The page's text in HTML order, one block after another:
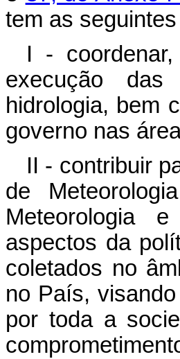
tem as
I -
execução das
hidrologia, bem
governo nas
II - contribuir
de
Meteorologia
aspectos da
coletados no
no País,
por toda a